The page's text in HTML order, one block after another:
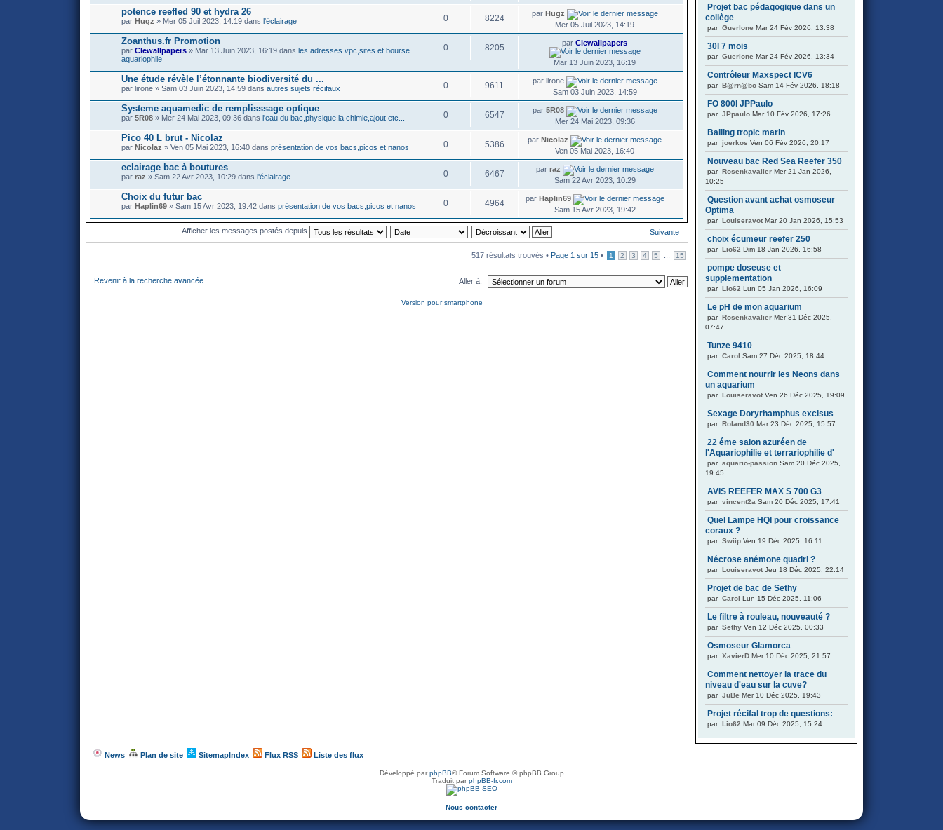
potence reefled 90 et hydra 26
par Hugz » Mer 05 Juil 2023, 14:19 dans l'éclairage 0 8224 par Hugz
Mer 05 Juil 2023, 14:19
Zoanthus.fr Promotion
par Clewallpapers » Mar 13 Juin 2023, 16:19 dans les adresses vpc,sites et bourse
aquariophile
0 8205 parClewallpapers
Mar 13 Juin 2023, 16:19
Une étude révèle l’étonnante biodiversité du ...
par lirone » Sam 03 Juin 2023, 14:59 dans autres sujets récifaux 0 9611
par lirone
Sam 03 Juin 2023, 14:59
Systeme aquamedic de remplisssage optique
par 5R08 » Mer 24 Mai 2023, 09:36 dans l'eau du bac,physique,la chimie,ajout etc... 0 6547 par 5R08
Mer 24 Mai 2023, 09:36
Pico 40 L brut - Nicolaz
par Nicolaz » Ven 05 Mai 2023, 16:40 dans présentation de vos bacs,picos et nanos 0 5386 parNicolaz
Ven 05 Mai 2023, 16:40
eclairage bac à boutures
par raz » Sam 22 Avr 2023, 10:29 dans l'éclairage 0 6467 par raz
Sam 22 Avr 2023, 10:29
Choix du futur bac
par Haplin69 » Sam 15 Avr 2023, 19:42 dans présentation de vos bacs,picos et nanos 0 4964 par Haplin69
Sam 15 Avr 2023, 19:42
Suivante
Afficher les messages postés depuis
517 résultats trouvés • Page 1 sur 15 • 1 2 3 4 5 15
Revenir à la recherche avancée Aller à:
Version pour smartphone
Projet bac pédagogique dans un
collège
par Guerlone Mar 24 Fév 2026, 13:38
30l 7 mois
par Guerlone Mar 24 Fév 2026, 13:34
Contrôleur Maxspect ICV6
par B@rn@bo Sam 14 Fév 2026, 18:18
FO 800l JPPaulo
par JPpaulo Mar 10 Fév 2026, 17:26
Balling tropic marin
par joerkos Ven 06 Fév 2026, 20:17
Nouveau bac Red Sea Reefer 350
par Rosenkavalier Mer 21 Jan 2026,
10:25
Question avant achat osmoseur
Optima
par Louiseravot Mar 20 Jan 2026, 15:53
choix écumeur reefer 250
par Lio62 Dim 18 Jan 2026, 16:58
pompe doseuse et
supplementation
par Lio62 Lun 05 Jan 2026, 16:09
Le pH de mon aquarium
par Rosenkavalier Mer 31 Déc 2025,
07:47
Tunze 9410
par Carol Sam 27 Déc 2025, 18:44
Comment nourrir les Neons dans
un aquarium
par Louiseravot Ven 26 Déc 2025, 19:09
Sexage Doryrhamphus excisus
par Roland30 Mar 23 Déc 2025, 15:57
22 éme salon azuréen de
l'Aquariophilie et terrariophilie d'
par aquario-passion Sam 20 Déc 2025,
19:45
AVIS REEFER MAX S 700 G3
par vincent2a Sam 20 Déc 2025, 17:41
Quel Lampe HQI pour croissance
coraux ?
par Swiip Ven 19 Déc 2025, 16:11
Nécrose anémone quadri ?
par Louiseravot Jeu 18 Déc 2025, 22:14
Projet de bac de Sethy
par Carol Lun 15 Déc 2025, 11:06
Le filtre à rouleau, nouveauté ?
par Sethy Ven 12 Déc 2025, 00:33
Osmoseur Glamorca
par XavierD Mer 10 Déc 2025, 21:57
Comment nettoyer la trace du
niveau d'eau sur la cuve?
par JuBe Mer 10 Déc 2025, 19:43
Projet récifal trop de questions:
par Lio62 Mar 09 Déc 2025, 15:24
News Plan de site SitemapIndex Flux RSS Liste des flux
Développé parphpBB® Forum Software © phpBB Group
Traduit parphpBB-fr.com
Nous contacter